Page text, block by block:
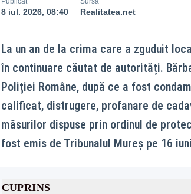
8 iul. 2026, 08:40 Realitatea.net
La un an de la crima care a zguduit
în continuare căutat de autorități.
Poliției Române, după ce a fost
calificat, distrugere, profanare de
măsurilor dispuse prin ordinul de
fost emis de Tribunalul Mureș pe 16
CUPRINS